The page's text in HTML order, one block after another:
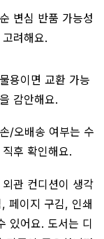
변심 반품 가능성
고려해요.
용이면 교환 가능
감안해요.
/오배송 여부는 수
직후 확인해요.
관 컨디션이 생각
페이지 구김, 인쇄
있어요. 도서는 디